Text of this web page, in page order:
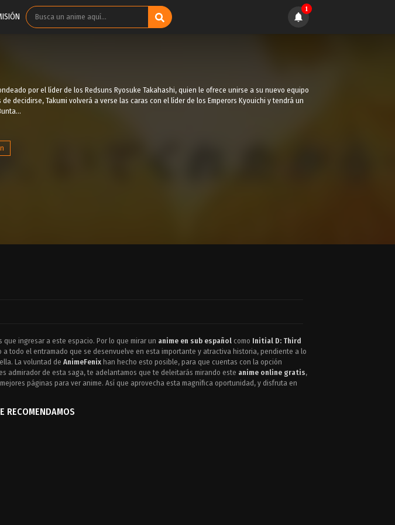
1
por el líder de los Redsuns Ryosuke Takahashi, quien le ofrece unirse a su nuevo equipo
decidirse, Takumi volverá a verse las caras con el líder de los Emperors Kyouichi y tendrá un
que ingresar a este espacio. Por lo que mirar un anime en sub español como Initial D: Third
todo el entramado que se desenvuelve en esta importante y atractiva historia, pendiente a lo
La voluntad de AnimeFenix han hecho esto posible, para que cuentas con la opción
admirador de esta saga, te adelantamos que te deleitarás mirando este anime online gratis,
páginas para ver anime. Así que aprovecha esta magnìfica oportunidad, y disfruta en
RECOMENDAMOS